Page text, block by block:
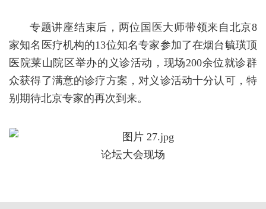
专题讲座结束后，两位国医大师带领来自北京8
家知名医疗机构的13位知名专家参加了在烟台毓璜顶
医院莱山院区举办的义诊活动，现场200余位就诊群
众获得了满意的诊疗方案，对义诊活动十分认可，特
别期待北京专家的再次到来。
论坛大会现场